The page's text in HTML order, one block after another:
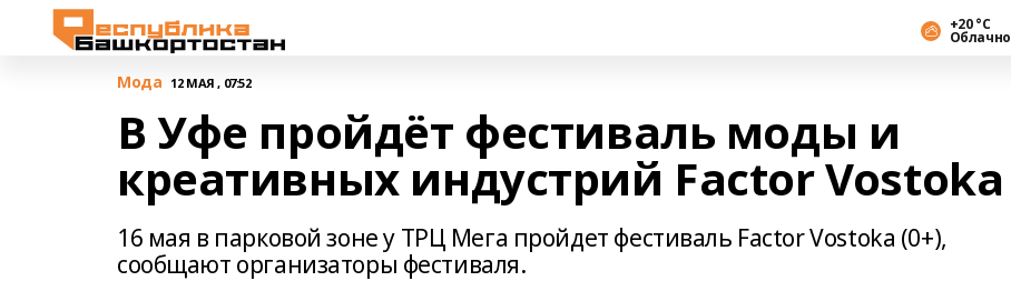
+20 °С
Облачно
Мода 12 МАЯ , 07:52
В Уфе пройдёт фестиваль моды и
креативных индустрий Factor Vostoka
16 мая в парковой зоне у ТРЦ Мега пройдет фестиваль Factor Vostoka (0+),
сообщают организаторы фестиваля.